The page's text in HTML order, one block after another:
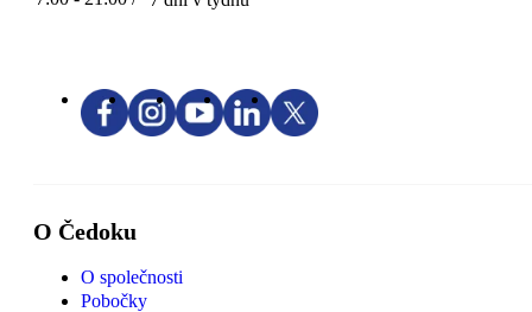
O Čedoku
O společnosti
Pobočky